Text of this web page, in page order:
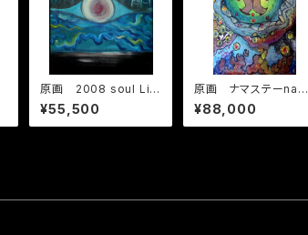
原画 2008 soul Liv
e paint
¥55,500
原画 ナマステーnam
asute
¥88,000